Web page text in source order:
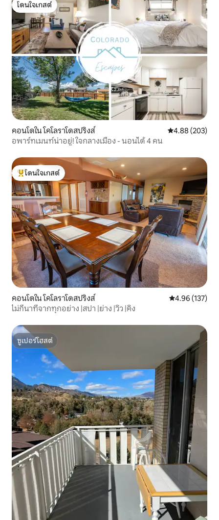
โดนใจเกสต์
โดนใจเกสต์
คอนโดใน โคโลราโดสปริงส์ คะแนนเฉลี่ย
4.88 (203)
อพาร์ทเมนท์น่าอยู่! ใจกลางเมือง - นอนได้ 4 คน
โดนใจเกสต์ที่สุด
โดนใจเกสต์
คอนโดใน โคโลราโดสปริงส์ คะแนนเฉลี่ย
4.96 (137)
ไม่กี่นาทีจากทุกอย่าง |สปา |ย่าง |วิว |คิง
ซูเปอร์โฮสต์
ซูเปอร์โฮสต์